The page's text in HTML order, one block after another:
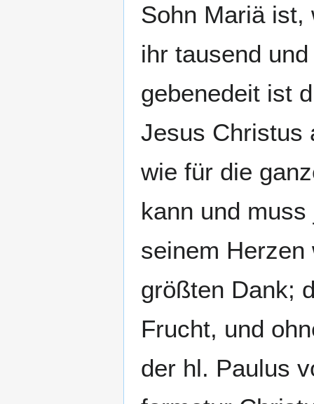
Sohn Mariä ist,
ihr tausend
gebenedeit ist
Jesus Christus
wie für die
kann und
seinem Herzen
größten Dank;
Frucht, und
der hl. Paulus